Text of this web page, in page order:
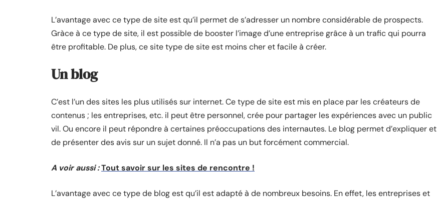
L’avantage avec ce type de site est qu’il permet de s’adresser un nombre considérable de prospects.
Gràce à ce type de site, il est possible de booster l’image d’une entreprise grâce à un trafic qui pourra
être profitable. De plus, ce site type de site est moins cher et facile à créer.
Un blog
C’est l’un des sites les plus utilisés sur internet. Ce type de site est mis en place par les créateurs de
contenus ; les entreprises, etc. il peut être personnel, crée pour partager les expériences avec un public
vil. Ou encore il peut répondre à certaines préoccupations des internautes. Le blog permet d’expliquer et
de présenter des avis sur un sujet donné. Il n’a pas un but forcément commercial.
A voir aussi :Tout savoir sur les sites de rencontre !
L’avantage avec ce type de blog est qu’il est adapté à de nombreux besoins. En effet, les entreprises et